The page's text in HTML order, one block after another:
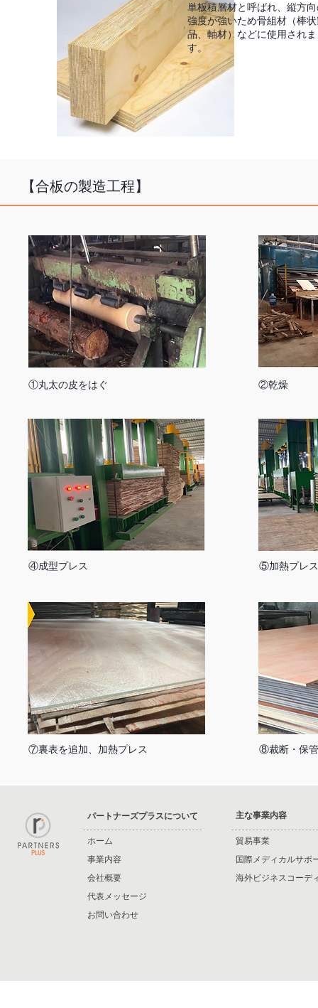
単板積層材と呼ばれ、縦方
強度が強いため骨組材（棒
品、軸材）などに使用されま
す。
【合板の製造工程】
①丸太の皮をはぐ ②乾燥
④成型プレス ⑤加熱プレス
⑦裏表を追加、加熱プレス ⑧裁断・保管
​パートナーズプラスについて
ホーム
事業内容
会社概要
代表メッセージ
お問い合わせ
主な事業内容
貿易事業
国際メディカルサポ
海外ビジネスコーデ